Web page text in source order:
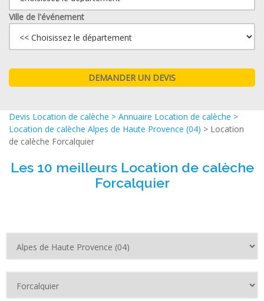
Ville de l'événement
Devis Location de calèche > Annuaire Location de calèche >
Location de calèche Alpes de Haute Provence (04) > Location
de calèche Forcalquier
Les 10 meilleurs Location de calèche
Forcalquier